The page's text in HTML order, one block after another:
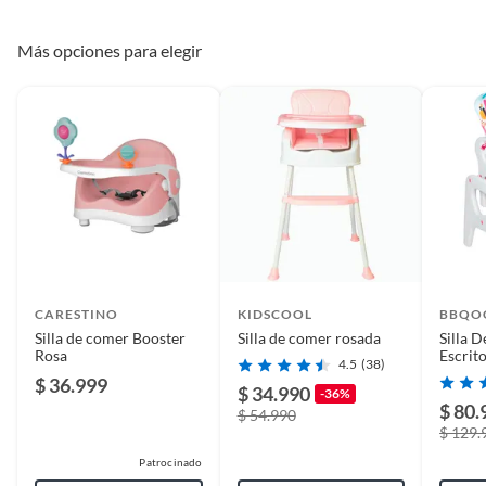
De uso personal.
Altura regulable
Soportes retráctiles antideslizantes
Arnés de 5 puntas
Cuenta con arnés de
Tapiz
desmontable/lavable
País de origen
producto
Reclinable No
Productos en combo
Más opciones para elegir
CARESTINO
Silla de comer Booster
Rosa
$ 36.999
Patrocinado
KIDSCOOL
Silla de comer rosada
4.5 (38)
$ 34.990 -36%
$ 54.990
Silla
$
$